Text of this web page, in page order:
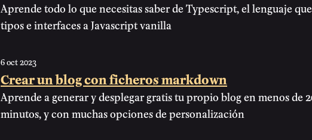
Aprende todo lo que necesitas saber de Typescript, el lenguaje
tipos e interfaces a Javascript vanilla
6 oct 2023
Crear un blog con ficheros markdown
Aprende a generar y desplegar gratis tu propio blog en menos de
minutos, y con muchas opciones de personalización